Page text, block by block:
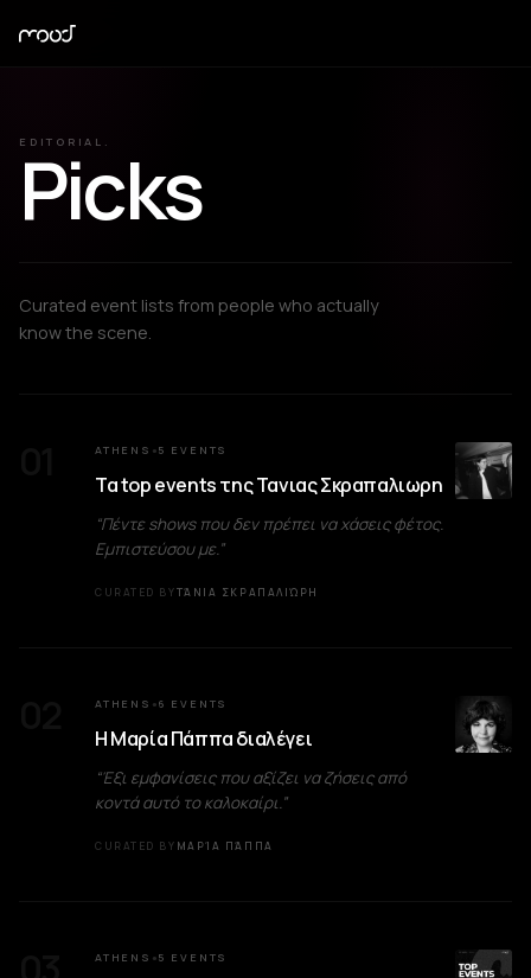
EDITORIAL.
Picks
Curated event lists from people who actually
know the scene.
ATHENS ●5 EVENTS
Τα top events της Τανιας Σκραπαλιωρη
“Πέντε shows που δεν πρέπει να χάσεις φέτος.
Εμπιστεύσου με.”
CURATED BYΤΆΝΙΑ ΣΚΡΑΠΑΛΙΏΡΗ
ATHENS ●6 EVENTS
Η Μαρία Πάππα διαλέγει
“Έξι εμφανίσεις που αξίζει να ζήσεις από
κοντά αυτό το καλοκαίρι.”
CURATED BY ΜΑΡΊΑ ΠΆΠΠΑ
ATHENS ●5 EVENTS